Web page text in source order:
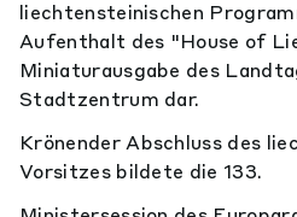
liechtensteinischen
Aufenthalt des "House of
Miniaturausgabe des
Stadtzentrum dar.
Krönender Abschluss des
Vorsitzes bildete die 133.